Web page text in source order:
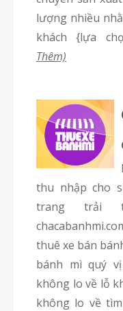
lượng nhiều
khách {lựa
Thêm)
thu nhập cho
trang trải
thuê xe bán
bánh mì quý
không lo về lỗ
không lo về